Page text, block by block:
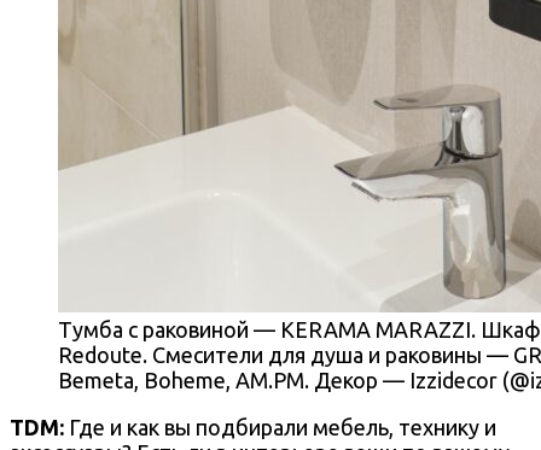
Тумба с раковиной — KERAMA MARAZZI.
Redoute. Смесители для душа и раковины —
Bemeta, Boheme, AM.PM. Декор — Izzidecor
TDM: Где и как вы подбирали мебель, технику и